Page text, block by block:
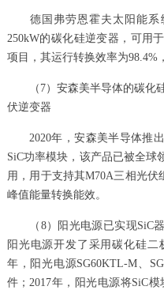
德国弗劳恩霍夫太阳能系统
250kW的碳化硅逆变器，可用
项目，其运行转换效率为98.4%
（7）安森美半导体的碳化硅
伏逆变器
2020年，安森美半导体推出
SiC功率模块，该产品已被全球
用，用于支持其M70A三相光伏
峰值能量转换能效。
（8）阳光电源已实现SiC器
阳光电源开发了采用碳化硅二
年，阳光电源SG60KTL-M、
件；2017年，阳光电源将SiC